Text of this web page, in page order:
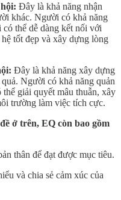
Đây là khả năng nhận
khác. Người có khả năng
thể dễ dàng kết nối với
tốt đẹp và xây dựng lòng
Đây là khả năng xây dựng
Người có khả năng quản
giải quyết mâu thuẫn, xây
trường làm việc tích cực.
ở trên, EQ còn bao gồm
thân để đạt được mục tiêu.
và chia sẻ cảm xúc của